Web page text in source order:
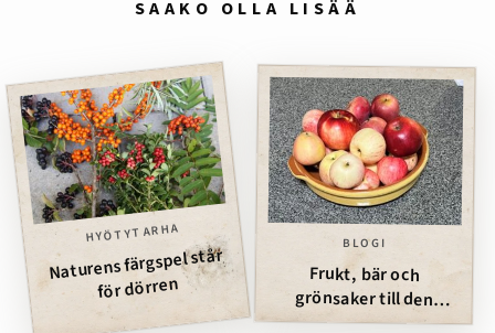
SAAKO OLLA LISÄÄ
HYÖTYTARHA
Naturens färgspel står
för dörren
BLOGI
Frukt, bär och
grönsaker till den
fyrfotade vännen